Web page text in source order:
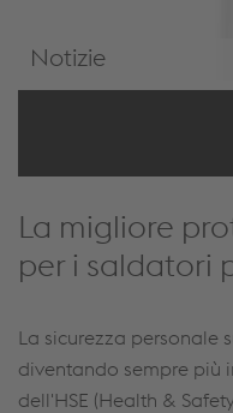
Notizie
La migliore
per i saldatori
La sicurezza personale
diventando sempre più
dell'HSE (Health &